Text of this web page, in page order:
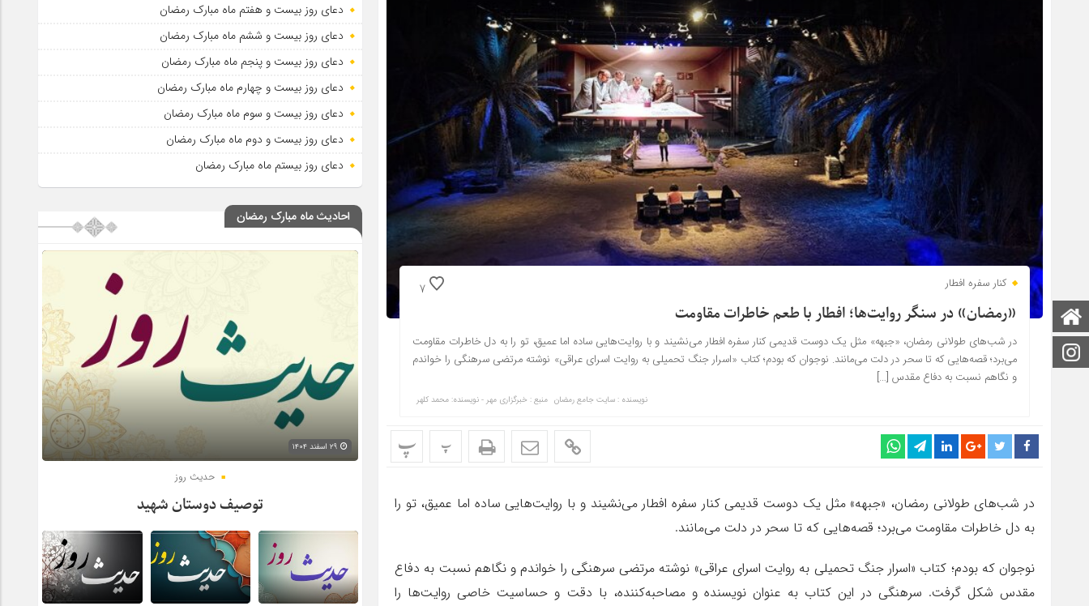
صفحه اصلی
اینستاگرام
7 کنار سفره افطار
«رمضان» در سنگر روایت‌ها؛ افطار با طعم خاطرات مقاومت
در شب‌های طولانی رمضان، «جبهه» مثل یک دوست قدیمی کنار سفره افطار می‌نشیند و با روایت‌هایی ساده اما عمیق، تو را به دل خاطرات مقاومت
می‌برد؛ قصه‌هایی که تا سحر در دلت می‌مانند. نوجوان که بودم؛ کتاب «اسرار جنگ تحمیلی به روایت اسرای عراقی» نوشته مرتضی سرهنگی را خواندم
و نگاهم نسبت به دفاع مقدس […]
نویسنده : سایت جامع رمضان منبع : خبرگزاری مهر - نویسنده: محمد کلهر
پ پ
در شب‌های طولانی رمضان، «جبهه» مثل یک دوست قدیمی کنار سفره افطار می‌نشیند و با روایت‌هایی ساده اما عمیق، تو را
به دل خاطرات مقاومت می‌برد؛ قصه‌هایی که تا سحر در دلت می‌مانند.
نوجوان که بودم؛ کتاب «اسرار جنگ تحمیلی به روایت اسرای عراقی» نوشته مرتضی سرهنگی را خواندم و نگاهم نسبت به دفاع
مقدس شکل گرفت. سرهنگی در این کتاب به عنوان نویسنده و مصاحبه‌کننده، با دقت و حساسیت خاصی روایت‌ها را
دعای روز بیست و هفتم ماه مبارک رمضان
دعای روز بیست و ششم ماه مبارک رمضان
دعای روز بیست و پنجم ماه مبارک رمضان
دعای روز بیست و چهارم ماه مبارک رمضان
دعای روز بیست و سوم ماه مبارک رمضان
دعای روز بیست و دوم ماه مبارک رمضان
دعای روز بیستم ماه مبارک رمضان
احادیث ماه مبارک رمضان
حدیث روز
توصیف دوستان شهید